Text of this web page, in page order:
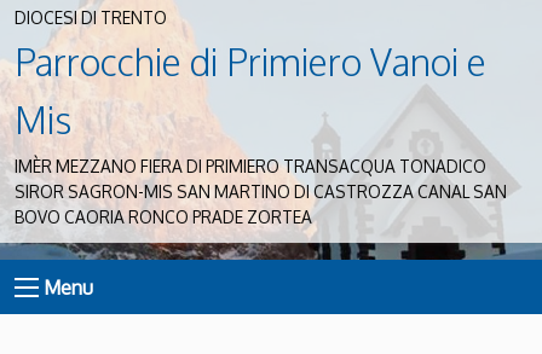
DIOCESI DI TRENTO
Parrocchie di Primiero Vanoi e
Mis
IMÈR MEZZANO FIERA DI PRIMIERO TRANSACQUA TONADICO
SIROR SAGRON-MIS SAN MARTINO DI CASTROZZA CANAL SAN
BOVO CAORIA RONCO PRADE ZORTEA
Menu